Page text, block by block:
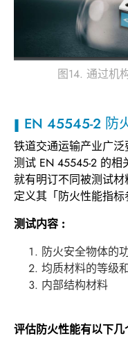
图14. 通过机
EN 45545-2 防
铁道交通运输产业广
测试 EN 45545-2 的相
就有明订不同被测试材
定义其「防火性能指标
测试内容 :
防火安全物体的
均质材料的等级
内部结构材料
评估防火性能有以下